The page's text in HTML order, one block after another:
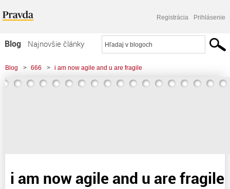
Registrácia Prihlásenie
Blog
Najnovšie články
Najčítanejšie články
Najkomentovanejšie články
Blog > 666 > i am now agile and u are fragile
i am now agile and u are fragile